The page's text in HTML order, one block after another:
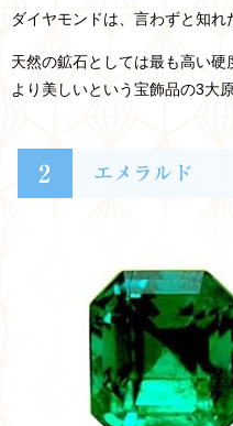
ダイヤモンドは、言わずと知れ
天然の鉱石としては最も高い
より美しいという宝飾品の3大
2 エメラルド